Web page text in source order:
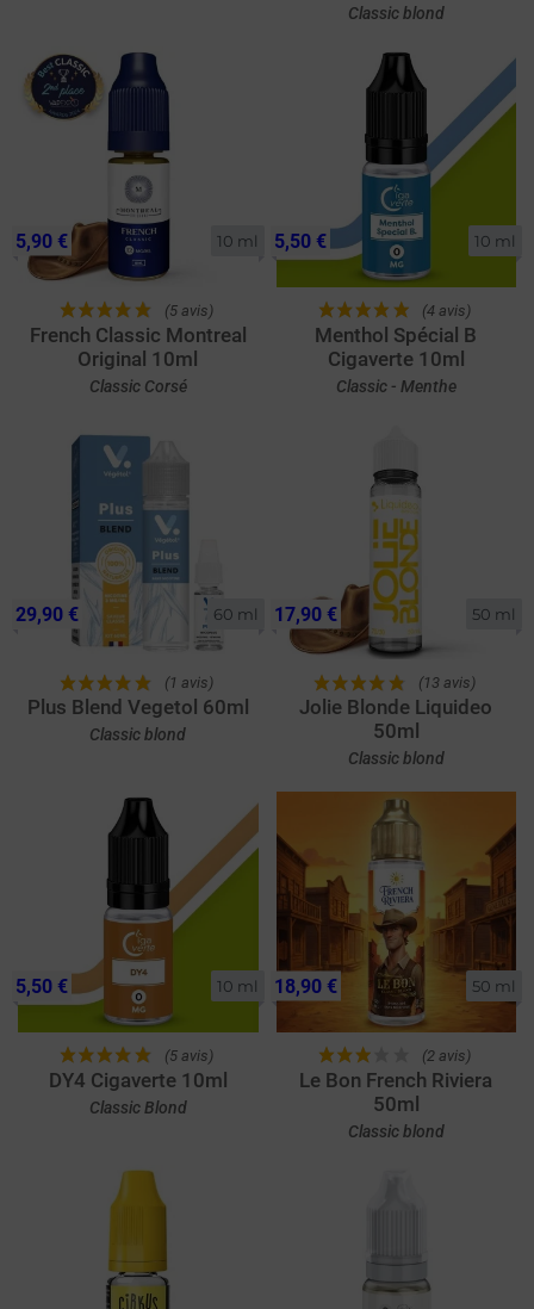
Classic blond
10 ml
(5 avis)
French Classic Montreal
Original 10ml
Classic Corsé
5,90 € 10 ml
(4 avis)
Menthol Spécial B
Cigaverte 10ml
Classic - Menthe
5,50 €
60 ml
(1 avis)
Plus Blend Vegetol 60ml
Classic blond
29,90 € 50 ml
(13 avis)
Jolie Blonde Liquideo
50ml
Classic blond
17,90 €
10 ml
(5 avis)
DY4 Cigaverte 10ml
Classic Blond
5,50 € 50 ml
(2 avis)
Le Bon French Riviera
50ml
Classic blond
18,90 €